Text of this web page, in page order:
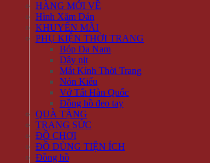
HÀNG MỚI VỀ
Hình Xăm Dán
KHUYẾN MÃI
PHỤ KIỆN THỜI TRANG
Bóp Da Nam
Dây nịt
Mắt Kính Thời Trang
Nón Kiểu
Vớ Tất Hàn Quốc
Đồng hồ đeo tay
QUÀ TẶNG
TRANG SỨC
ĐỒ CHƠI
ĐỒ DÙNG TIỆN ÍCH
Đồng hồ